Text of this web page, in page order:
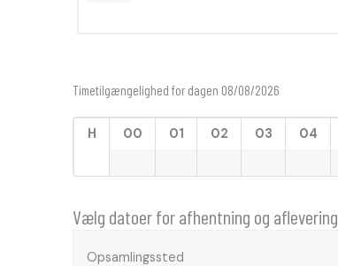
Timetilgængelighed for dagen 08/08/2026
H 00 01 02 03 04
Vælg datoer for afhentning og aflevering
Opsamlingssted